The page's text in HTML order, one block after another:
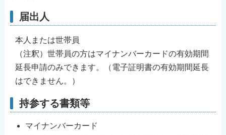
届出人
本人または世帯員
（注釈）世帯員の方はマイナンバーカードの有効期間
延長申請のみできます。（電子証明書の有効期間延長
はできません。）
持参する書類等
マイナンバーカード